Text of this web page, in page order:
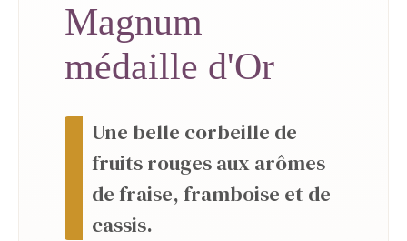
Magnum
médaille d'Or
Une belle corbeille de
fruits rouges aux arômes
de fraise, framboise et de
cassis.